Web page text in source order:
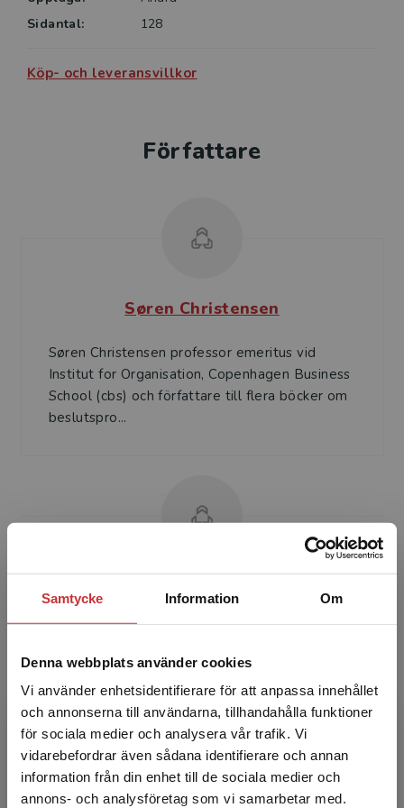
Samtycke Information Om
Denna webbplats använder cookies
Vi använder enhetsidentifierare för att anpassa innehållet
och annonserna till användarna, tillhandahålla funktioner
för sociala medier och analysera vår trafik. Vi
vidarebefordrar även sådana identifierare och annan
information från din enhet till de sociala medier och
annons- och analysföretag som vi samarbetar med.
Begränsad fraktregion
Sidantal:
128
Köp- och leveransvillkor
Författare
Søren Christensen
Søren Christensen professor emeritus vid
Institut for Organisation, Copenhagen Business
School (cbs) och författare till flera böcker om
beslutspro...
Poul Erik Daugaard Jensen, tidigare
lektor och programdirektör för flera
masterutbildningar vid cbs.